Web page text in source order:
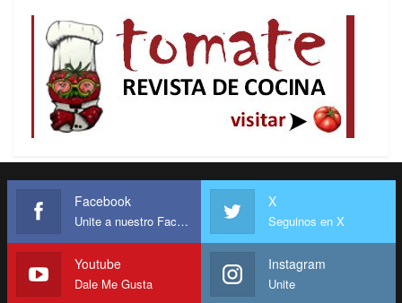
Facebook
Unite a nuestro Facebook
X
Seguinos en X
Youtube
Dale Me Gusta
Instagram
Unite